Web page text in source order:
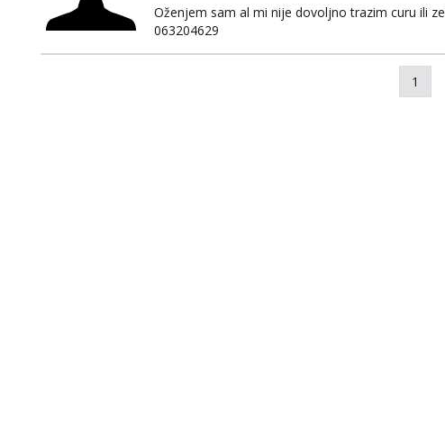
Oženjem sam al mi nije dovoljno trazim curu ili
063204629
1